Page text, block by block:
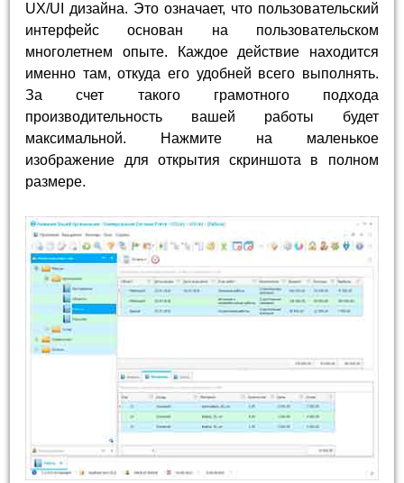
UX/UI дизайна. Это означает, что пользовательский
интерфейс основан на пользовательском
многолетнем опыте. Каждое действие находится
именно там, откуда его удобней всего выполнять.
За счет такого грамотного подхода
производительность вашей работы будет
максимальной. Нажмите на маленькое
изображение для открытия скриншота в полном
размере.